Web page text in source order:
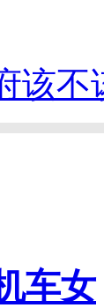
该不
车女